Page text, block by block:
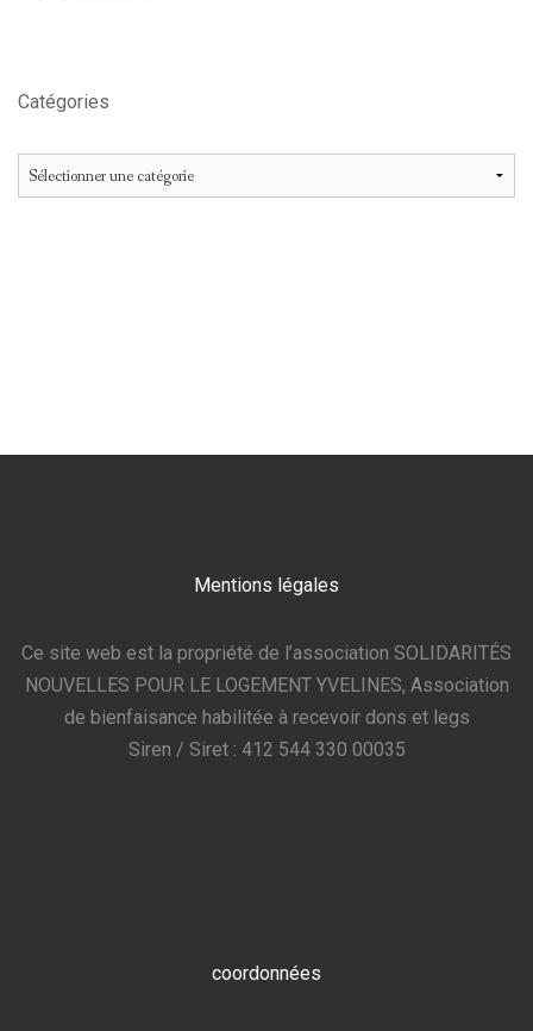
Catégories
Catégories
Mentions légales
Ce site web est la propriété de l’association SOLIDARITÉS
NOUVELLES POUR LE LOGEMENT YVELINES, Association
de bienfaisance habilitée à recevoir dons et legs
Siren / Siret : 412 544 330 00035
coordonnées